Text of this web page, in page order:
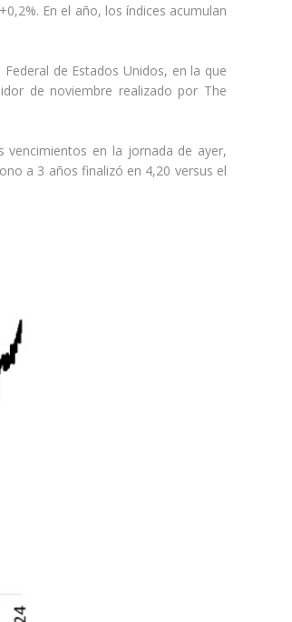
En el año, los índices acumulan
de Estados Unidos, en la que
de noviembre realizado por The
en la jornada de ayer,
a 3 años finalizó en 4,20 versus el